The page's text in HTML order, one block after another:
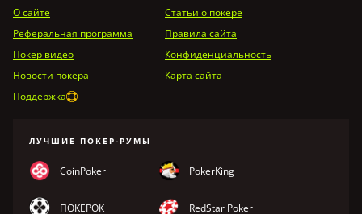
О сайте
Статьи о покере
Реферальная программа
Правила сайта
Покер видео
Конфиденциальность
Новости покера
Карта сайта
Поддержка
ЛУЧШИЕ ПОКЕР-РУМЫ
CoinPoker PokerKing
ПОКЕРОК RedStar Poker